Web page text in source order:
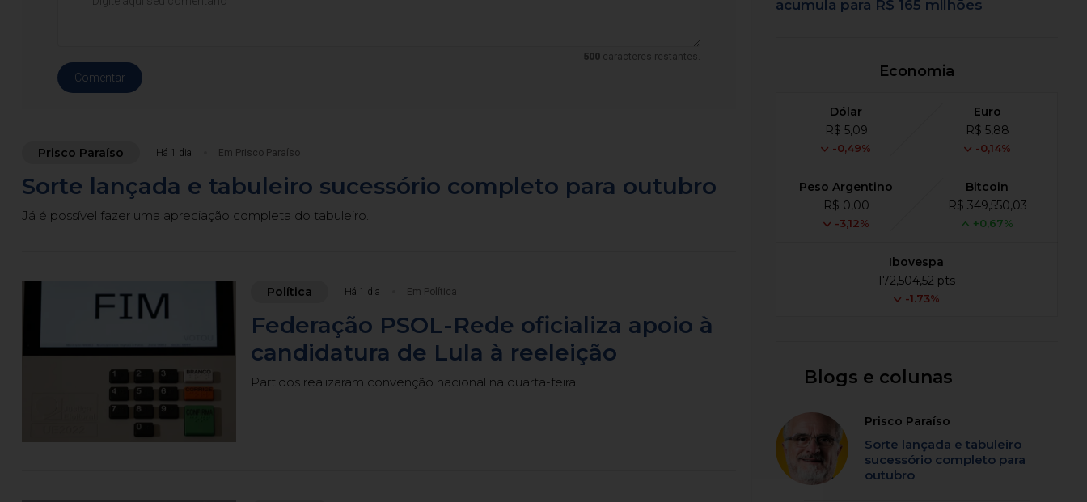
500caracteres restantes.
Comentar
Prisco Paraíso Há 1 dia Em Prisco Paraíso
Sorte lançada e tabuleiro sucessório completo para outubro
Já é possível fazer uma apreciação completa do tabuleiro.
Política Há 1 dia Em Política
Federação PSOL-Rede oficializa apoio à
candidatura de Lula à reeleição
Partidos realizaram convenção nacional na quarta-feira
acumula para R$ 165 milhões
Economia
Dólar
R$ 5,09
-0,49%
Euro
R$ 5,88
-0,14%
Peso Argentino
R$ 0,00
-3,12%
Bitcoin
R$ 349,550,03
+0,67%
Ibovespa
172,504,52 pts
-1.73%
Blogs e colunas
Prisco Paraíso
Sorte lançada e tabuleiro
sucessório completo para
outubro